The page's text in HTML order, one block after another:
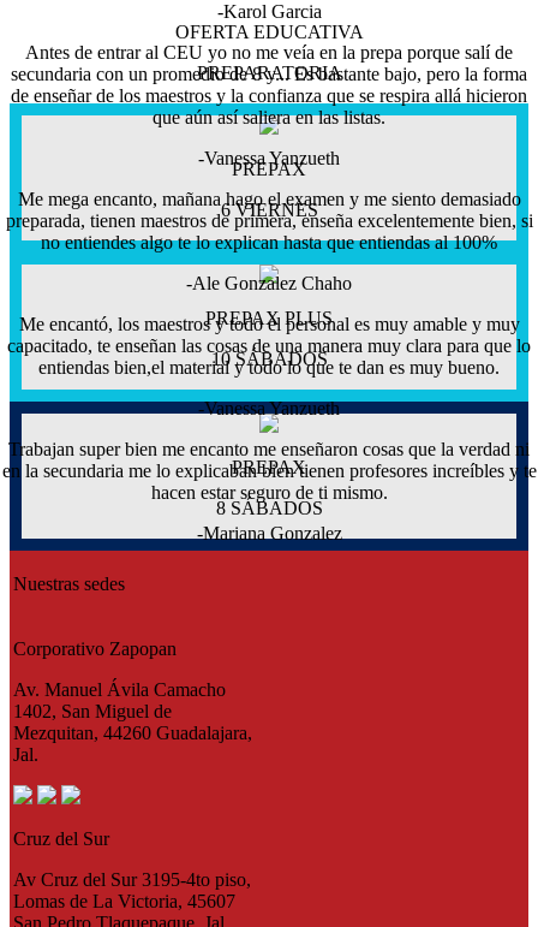
OFERTA EDUCATIVA
PREPARATORIA
PREPAX
6 VIERNES
PREPAX PLUS
10 SÁBADOS
PREPAX
8 SÁBADOS
-Karol Garcia
Antes de entrar al CEU yo no me veía en la prepa porque salí de
secundaria con un promedio de 8 y... Es bastante bajo, pero la forma
de enseñar de los maestros y la confianza que se respira allá hicieron
que aún así saliera en las listas.
-Vanessa Yanzueth
Me mega encanto, mañana hago el examen y me siento demasiado
preparada, tienen maestros de primera, enseña excelentemente bien, si
no entiendes algo te lo explican hasta que entiendas al 100%
-Ale Gonzalez Chaho
Me encantó, los maestros y todo el personal es muy amable y muy
capacitado, te enseñan las cosas de una manera muy clara para que lo
entiendas bien,el material y todo lo que te dan es muy bueno.
-Vanessa Yanzueth
Trabajan super bien me encanto me enseñaron cosas que la verdad ni
en la secundaria me lo explicaban bien tienen profesores increíbles y te
hacen estar seguro de ti mismo.
-Mariana Gonzalez
Nuestras sedes
Corporativo Zapopan
Av. Manuel Ávila Camacho
1402, San Miguel de
Mezquitan, 44260 Guadalajara,
Jal.
Cruz del Sur
Av Cruz del Sur 3195-4to piso,
Lomas de La Victoria, 45607